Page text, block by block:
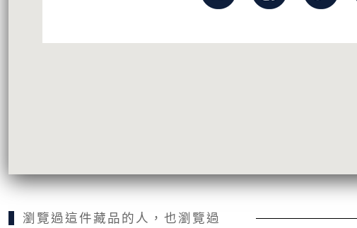
瀏覽過這件藏品的人，也瀏覽過